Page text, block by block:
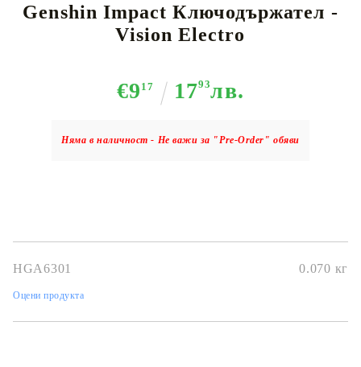
Genshin Impact Ключодържател -
Vision Electro
€9 17 1793лв.
Няма в наличност - Не важи за "Pre-Order" обяви
HGA6301 0.070 кг
Оцени продукта